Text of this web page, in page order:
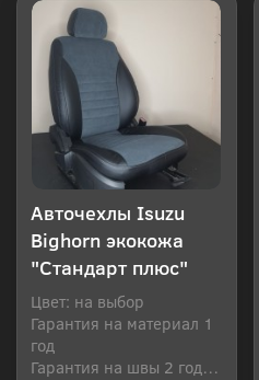
Авточехлы Isuzu
Bighorn экокожа
"Стандарт плюс"
Цвет: на выбор
Гарантия на материал 1
год
Гарантия на швы 2 года